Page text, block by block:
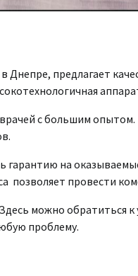
Днепре, предлагает
с большим
гарантию на
позволяет провести
можно обратиться
проблему.